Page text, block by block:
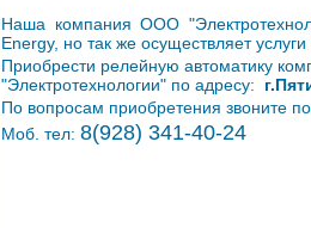
Наша компания ООО
Energy, но так же осуществляет
Приобрести релейную автоматику
"Электротехнологии" по адресу:
По вопросам приобретения звоните
Моб. тел: 8(928) 341-40-24